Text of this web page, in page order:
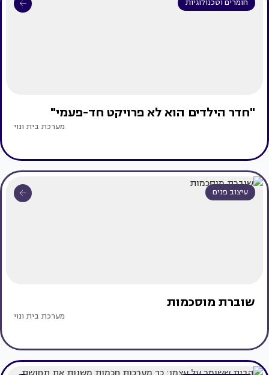
חומרים וטכנולוגיות
"חדר הילדים הוא לא פרויקט חד-פעמי"
מערכת בית ונוי
עיצוב פנים
שוברת מוסכמות
מערכת בית ונוי